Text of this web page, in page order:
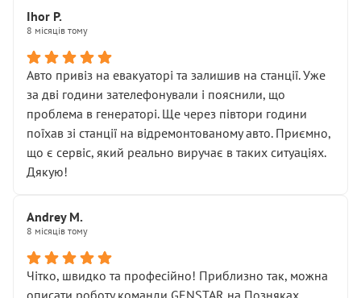
Далі ситуація тільки погіршилась:
• сказали, що тепер “потрібно знімати колеса”
• що біля авто стояти вже не можна
• почали озвучувати купу додаткових робіт без
чіткого пояснення
( ну все зняли та доробили) дякую!
Окремий момент, який виглядає абсурдно:
мені заявили, що бачок гальмівної рідини потрібно
міняти разом із головним гальмівним циліндром у
Для людини, яка хоча б трохи розуміється на техніці,
це звучить як мінімум непрофесійно, а як максимум —
спроба продати дорогий вузол замість елементарних
ущільнювачів.
Що прикро — це не перший мій візит. Раніше міняв у
Ihor P.
8 місяців тому
Авто привіз на евакуаторі та залишив на станції. Уже
за дві години зателефонували і пояснили, що
проблема в генераторі. Ще через півтори години
поїхав зі станції на відремонтованому авто. Приємно,
що є сервіс, який реально виручає в таких ситуаціях.
Дякую!
Andrey M.
8 місяців тому
Чітко, швидко та професійно! Приблизно так, можна
описати роботу команди GENSTAR на Позняках.